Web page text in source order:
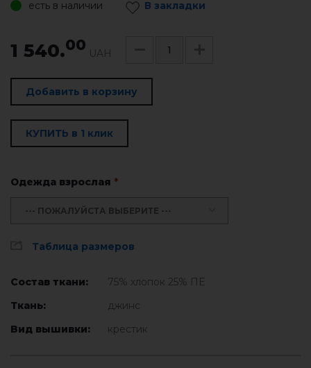
есть в наличии В закладки
1 540.00 UAH
Добавить в корзину
КУПИТЬ в 1 клик
Одежда взрослая *
--- ПОЖАЛУЙСТА ВЫБЕРИТЕ ---
Таблица размеров
Состав ткани:
75% хлопок 25% ПЕ
Ткань:
джинс
Вид вышивки:
крестик